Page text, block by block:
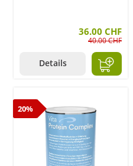
36.00 CHF
40.00 CHF
Details
20%